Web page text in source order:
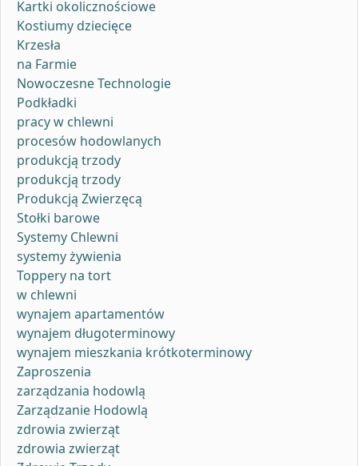
Kartki okolicznościowe
Kostiumy dziecięce
Krzesła
na Farmie
Nowoczesne Technologie
Podkładki
pracy w chlewni
procesów hodowlanych
produkcją trzody
produkcją trzody
Produkcją Zwierzęcą
Stołki barowe
Systemy Chlewni
systemy żywienia
Toppery na tort
w chlewni
wynajem apartamentów
wynajem długoterminowy
wynajem mieszkania krótkoterminowy
Zaproszenia
zarządzania hodowlą
Zarządzanie Hodowlą
zdrowia zwierząt
zdrowia zwierząt